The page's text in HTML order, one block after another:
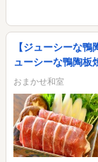
【ジューシーな
ューシーな鴨陶
おまかせ和室